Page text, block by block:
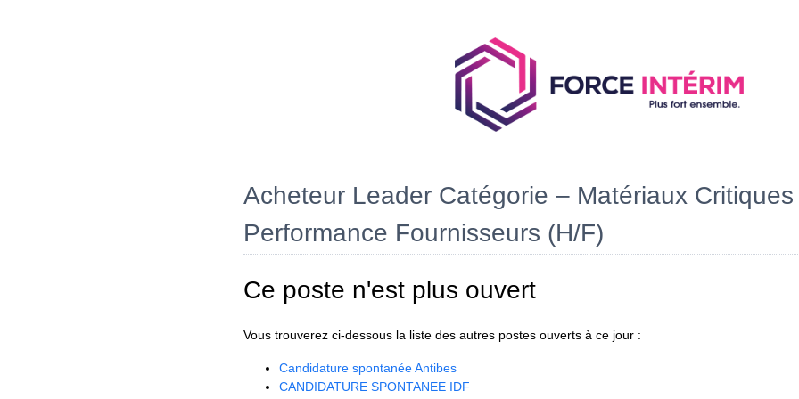
Acheteur Leader Catégorie – Matériaux
Performance Fournisseurs (H/F)
Ce poste n'est plus ouvert
Vous trouverez ci-dessous la liste des autres postes ouverts à ce jour :
Candidature spontanée Antibes
CANDIDATURE SPONTANEE IDF